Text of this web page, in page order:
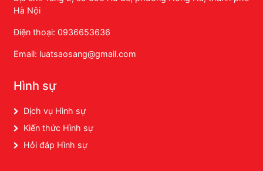
Hà Nội
Điện thoại: 0936653636
Email: luatsaosang@gmail.com
Hình sự
Dịch vụ Hình sự
Kiến thức Hình sự
Hỏi đáp Hình sự